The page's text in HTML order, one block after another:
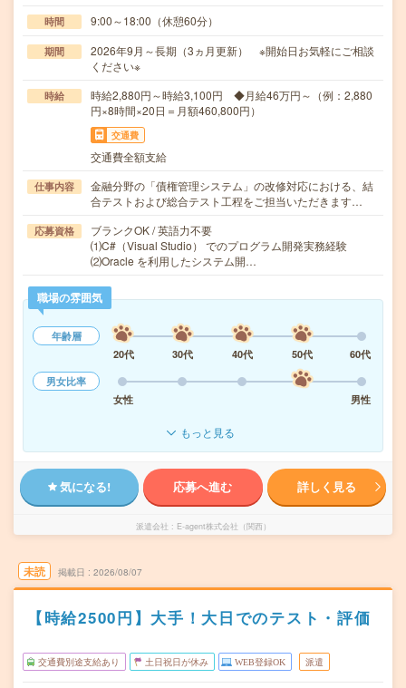
時間 9:00～18:00（休憩60分）
期間
2026年9月～長期（3ヵ月更新） ※開始日お気軽にご相談
ください※
時給
時給2,880円～時給3,100円 ◆月給46万円～（例：2,880
円×8時間×20日＝月額460,800円）
交通費
交通費全額支給
仕事内容
金融分野の「債権管理システム」の改修対応における、結
合テストおよび総合テスト工程をご担当いただきます…
応募資格
ブランクOK / 英語力不要
⑴C#（Visual Studio） でのプログラム開発実務経験
⑵Oracle を利用したシステム開…
職場の雰囲気
年齢層
20代
30代 40代 50代
60代
男女比率
女性
男性
もっと見る
気になる! 応募へ進む 詳しく見る
派遣会社 E-agent株式会社（関西）
未読 掲載日 2026/08/07
【時給2500円】大手！大日でのテスト・評価
交通費別途支給あり 土日祝日が休み WEB登録OK 派遣